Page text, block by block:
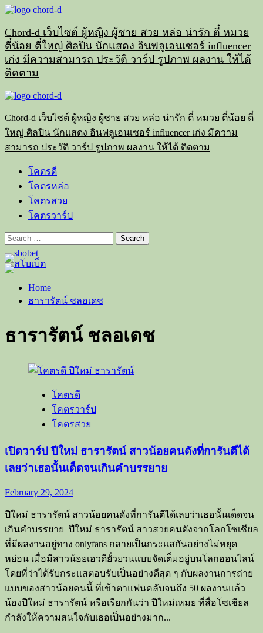
Skip
content
Chord-d เว็บไซต์ ผู้หญิง ผู้ชาย สวย หล่อ น่ารัก ตี๋ หมวย
ตี๋น้อย ตี๋ใหญ่ ศิลปิน นักแสดง อินฟลูเอนเซอร์ influencer
เก่ง มีความสามารถ ประวัติ วาร์ป รูปภาพ ผลงาน ให้ได้
ติดตาม
Primary
Chord-d เว็บไซต์ ผู้หญิง ผู้ชาย สวย หล่อ น่ารัก ตี๋ หมวย ตี๋น้อย ตี๋
ใหญ่ ศิลปิน นักแสดง อินฟลูเอนเซอร์ influencer เก่ง มีความ
สามารถ ประวัติ วาร์ป รูปภาพ ผลงาน ให้ได้ ติดตาม
โคตรดี
โคตรหล่อ
โคตรสวย
โคตรวาร์ป
Search
for:
Home
ธารารัตน์ ชลอเดช
ธารารัตน์ ชลอเดช
โคตรดี
โคตรวาร์ป
โคตรสวย
เปิดวาร์ป ปีใหม่ ธารารัตน์ สาวน้อยคนดังที่การันตีได้
เลยว่าเธอนั้นเด็ดจนเกินคำบรรยาย
February 29, 2024
ปีใหม่ ธารารัตน์ สาวน้อยคนดังที่การันตีได้เลยว่าเธอนั้นเด็ดจน
เกินคำบรรยาย ปีใหม่ ธารารัตน์ สาวสวยคนดังจากโลกโซเชียล
ที่มีผลงานอยู่ทาง onlyfans กลายเป็นกระแสกันอย่างไม่หยุด
หย่อน เมื่อมีสาวน้อยเอวดียั่วยวนแบบจัดเต็มอยู่บนโลกออนไลน์
โดยที่ว่าได้รับกระแสตอบรับเป็นอย่างดีสุด ๆ กับผลงานการถ่าย
แบบของสาวน้อยคนนี้ ที่เข้าตาแฟนคลับจนถึง 50 ผลงานแล้ว
น้องปีใหม่ ธารารัตน์ หรือเรียกกันว่า ปีใหม่เหมย ที่สื่อโซเชียล
กำลังให้ความสนใจกับเธอเป็นอย่างมาก...